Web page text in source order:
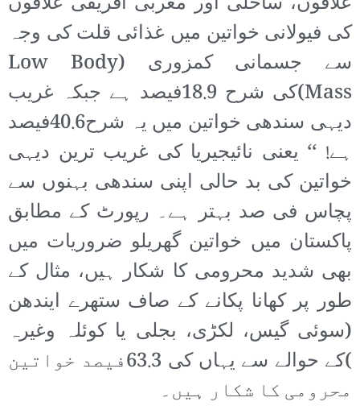
کی فیولانی خواتین میں غذائی قلت کی وجہ
سے جسمانی کمزوری (Low Body
Mass)کی شرح 18.9فیصد ہے جبکہ غریب
دیہی سندھی خواتین میں یہ شرح40.6فیصد
ہے! ‘‘ یعنی نائیجیریا کی غریب ترین دیہی
خواتین کی بد حالی اپنی سندھی بہنوں سے
پچاس فی صد بہتر ہے۔ رپورٹ کے مطابق
پاکستان میں خواتین گھریلو ضروریات میں
بھی شدید محرومی کا شکار ہیں، مثال کے
طور پر کھانا پکانے کے صاف ستھرے ایندھن
(سوئی گیس، لکڑی، بجلی یا کوئلہ وغیرہ
)کے حوالے سے یہاں کی 63.3فیصد خواتین
محرومی کا شکار ہیں۔